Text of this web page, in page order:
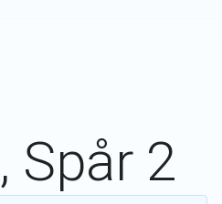
Spår 2